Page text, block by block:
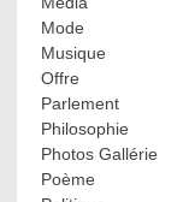
Mode
Musique
Offre
Parlement
Philosophie
Photos Gallérie
Poème